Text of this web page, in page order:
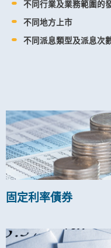
不同行業及業務範圍的
不同地方上市
不同派息類型及派息次
固定利率債券